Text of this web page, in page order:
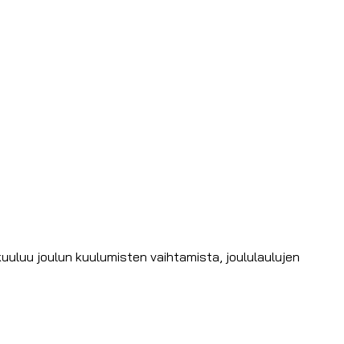
joulun kuulumisten vaihtamista, joululaulujen